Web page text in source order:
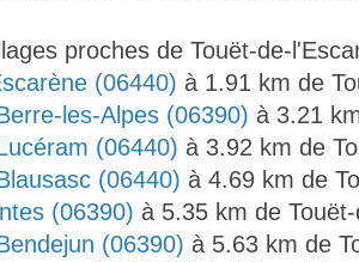
proches de Touët-de-
(06440) à 1.91 km de
les-Alpes (06390) à 3.21
(06440) à 3.92 km de
(06440) à 4.69 km de
(06390) à 5.35 km de
(06390) à 5.63 km de